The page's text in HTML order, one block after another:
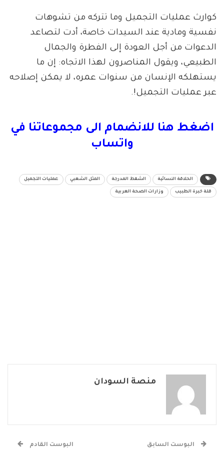
كوارث عمليات التجميل وما تتركه من تشوهات
نفسية ومادية عند السيدات خاصة، أدت لتصاعد
الدعوات من أجل العودة إلى الفطرة والجمال
الطبيعي، ويقول المناصرون لهذا الاتجاه: إن ما
يستهلكه الإنسان من سنوات عمره، لا يمكن إصلاحه
عبر عمليات التجميل!.
اضغط هنا للانضمام الى مجموعاتنا في
واتساب
الحلاقة النسائية الشفط المدرجة المثل الشعبي عمليات التجميل
قلة خبرة الطبيب وزارات الصحة العربية
منصة السودان
البوست السابق البوست القادم